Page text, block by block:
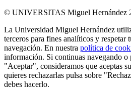
© UNIVERSITAS Miguel Hernández
La Universidad Miguel Hernández
terceros para fines analíticos y respetar
navegación. En nuestra política de
información. Si continuas navegando o
"Aceptar", consideramos que aceptas
quieres rechazarlas pulsa sobre
debes hacerlo.